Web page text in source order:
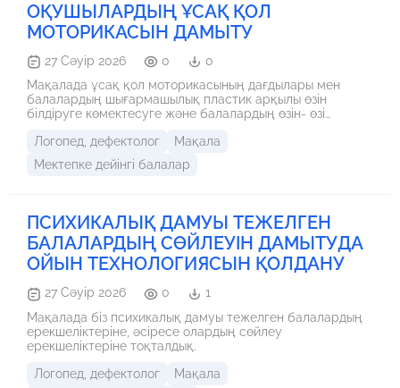
ОҚУШЫЛАРДЫҢ ҰСАҚ ҚОЛ
МОТОРИКАСЫН ДАМЫТУ
27 Сәуір 2026 0
0
Мақалада ұсақ қол моторикасының дағдылары мен
балалардың шығармашылық пластик арқылы өзін
білдіруге көмектесуге және балалардың өзін- өзі
басқаруға, сурет салуға, кітаппен жұмыс істеуге және т.
б. мүмкіндіктер туралы жан-жақты қарастырылған.
Логопед, дефектолог
Мақала
Мектепке дейінгі балалар
ПСИХИКАЛЫҚ ДАМУЫ ТЕЖЕЛГЕН
БАЛАЛАРДЫҢ СӨЙЛЕУІН ДАМЫТУДА
ОЙЫН ТЕХНОЛОГИЯСЫН ҚОЛДАНУ
27 Сәуір 2026 0
1
Мақалада біз психикалық дамуы тежелген балалардың
ерекшеліктеріне, әсіресе олардың сөйлеу
ерекшеліктеріне тоқталдық.
Логопед, дефектолог
Мақала